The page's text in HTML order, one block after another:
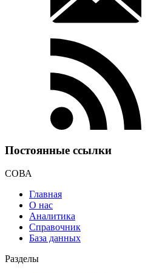
Постоянные ссылки
СОВА
Главная
О нас
Аналитика
Справочник
База данных
Разделы